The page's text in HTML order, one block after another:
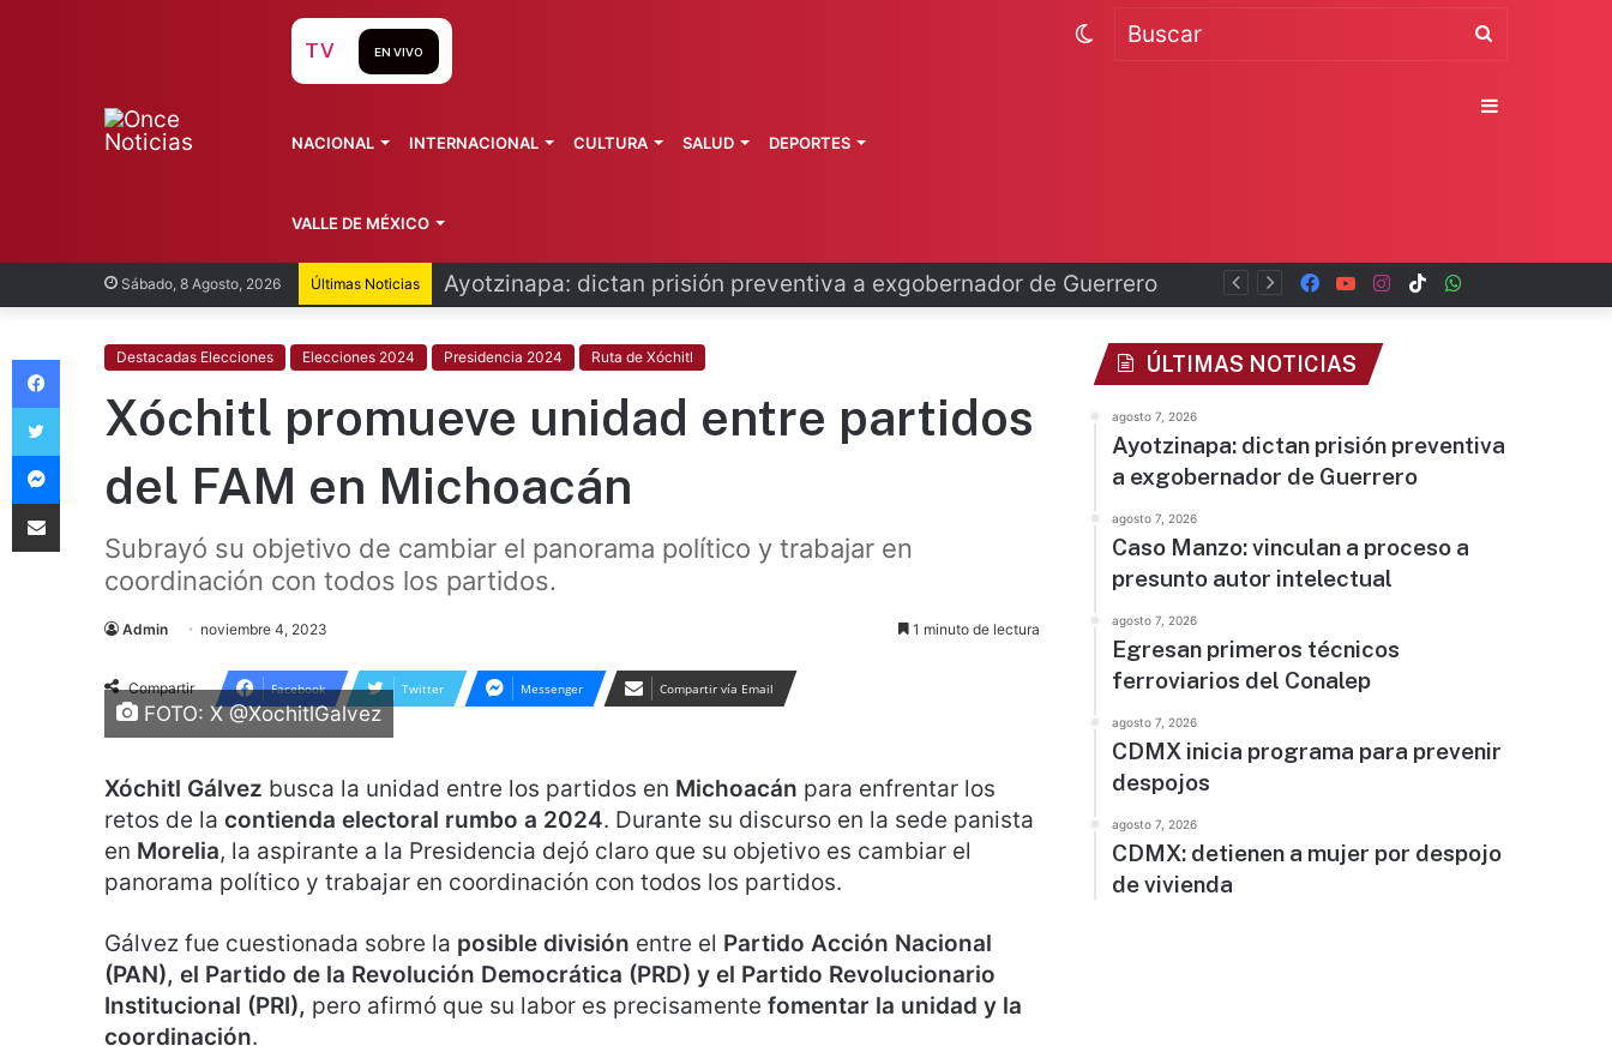
Sábado, 8 Agosto, 2026 Últimas Noticias Infantino se disculpa tras polémico plan de FIFA TikTok
Instagram
YouTube
Facebook
TV EN VIVO
NACIONAL INTERNACIONAL CULTURA SALUD DEPORTES
VALLE DE MÉXICO
Buscar
Switch
Sidebar
Destacadas Elecciones Elecciones 2024 Presidencia 2024 Ruta de Xóchitl
Xóchitl promueve unidad entre partidos
del FAM en Michoacán
Subrayó su objetivo de cambiar el panorama político y trabajar en
coordinación con todos los partidos.
Admin noviembre 4, 2023 1 minuto de lectura
Compartir Facebook Twitter Messenger Compartir vía Email
FOTO: X @XochitlGalvez
Xóchitl Gálvez busca la unidad entre los partidos en Michoacán para enfrentar los
retos de la contienda electoral rumbo a 2024. Durante su discurso en la sede panista
en Morelia, la aspirante a la Presidencia dejó claro que su objetivo es cambiar el
panorama político y trabajar en coordinación con todos los partidos.
Gálvez fue cuestionada sobre la posible división entre el Partido Acción Nacional
(PAN), el Partido de la Revolución Democrática (PRD) y el Partido Revolucionario
Institucional (PRI), pero afirmó que su labor es precisamente fomentar la unidad y la
coordinación.
ÚLTIMAS NOTICIAS
agosto 7, 2026
Ayotzinapa: dictan prisión preventiva
a exgobernador de Guerrero
agosto 7, 2026
Caso Manzo: vinculan a proceso a
presunto autor intelectual
agosto 7, 2026
Egresan primeros técnicos
ferroviarios del Conalep
agosto 7, 2026
CDMX inicia programa para prevenir
despojos
agosto 7, 2026
CDMX: detienen a mujer por despojo
de vivienda
Facebook
Twitter
Messenger
Compartir vía Email